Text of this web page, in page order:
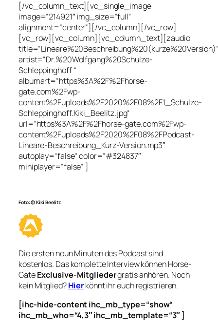
[/vc_column_text][vc_single_image
image=“214921″ img_size=“full“
alignment=“center“][/vc_column][/vc_row]
[vc_row][vc_column][vc_column_text][zaudio
artist=“Dr.%20Wolfgang%20Schulze-
Schleppinghoff “
albumart=“https%3A%2F%2Fhorse-
gate.com%2Fwp-
content%2Fuploads%2F2020%2F08%2F1_Schulze-
Schleppinghoff.Kiki_Beelitz.jpg“
url=“https%3A%2F%2Fhorse-gate.com%2Fwp-
content%2Fuploads%2F2020%2F08%2FPodcast-
Lineare-Beschreibung_Kurz-Version.mp3″
autoplay=“false“ color=“#324837″
miniplayer=“false“ ]
Foto: © Kiki Beelitz
Die ersten neun Minuten des Podcast sind
kostenlos. Das komplette Interview können Horse-
GateExclusive-Mitgliedergratis anhören. Noch
kein Mitglied?Hierkönnt ihr euch registrieren.
[ihc-hide-content ihc_mb_type=“show“
ihc_mb_who=“4,3″ ihc_mb_template=“3″ ]